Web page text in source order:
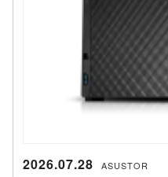
2026.07.28 ASUSTOR